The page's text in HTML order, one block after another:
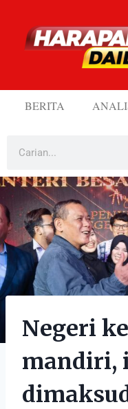
BERITA
Negeri
mandiri,